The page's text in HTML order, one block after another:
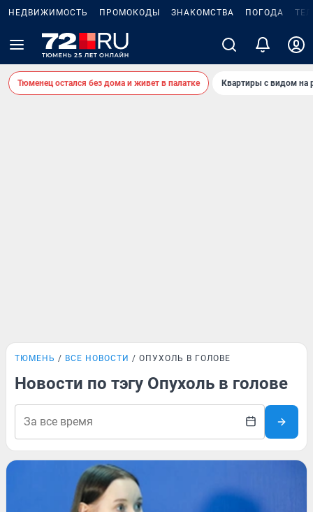
НЕДВИЖИМОСТЬ ПРОМОКОДЫ ЗНАКОМСТВА ПОГОДА
Тюменец остался без дома и живет в палатке Квартиры с видом на
ТЮМЕНЬ ВСЕ НОВОСТИ ОПУХОЛЬ В ГОЛОВЕ
Новости по тэгу Опухоль в голове